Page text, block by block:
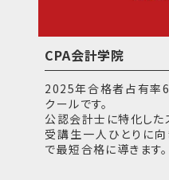
CPA会計学院
2025年合格者占有率
クールです。
公認会計士に特化した
受講生一人ひとりに
で最短合格に導きます。